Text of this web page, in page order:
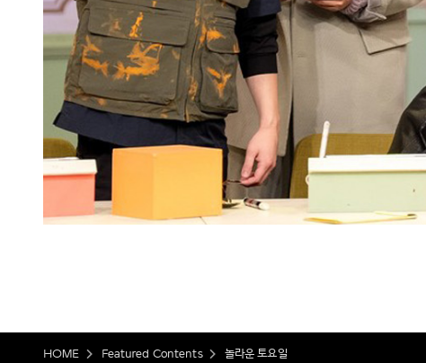
HOME Featured Contents 놀라운 토요일